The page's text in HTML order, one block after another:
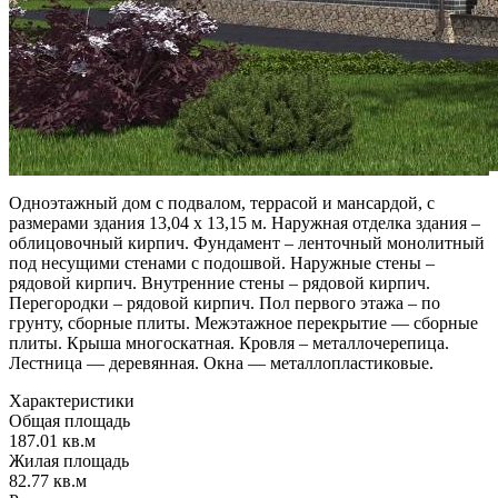
Одноэтажный дом с подвалом, террасой и мансардой, с
размерами здания 13,04 х 13,15 м. Наружная отделка здания –
облицовочный кирпич. Фундамент – ленточный монолитный
под несущими стенами с подошвой. Наружные стены –
рядовой кирпич. Внутренние стены – рядовой кирпич.
Перегородки – рядовой кирпич. Пол первого этажа – по
грунту, сборные плиты. Межэтажное перекрытие — сборные
плиты. Крыша многоскатная. Кровля – металлочерепица.
Лестница — деревянная. Окна — металлопластиковые.
Характеристики
Общая площадь
187.01 кв.м
Жилая площадь
82.77 кв.м